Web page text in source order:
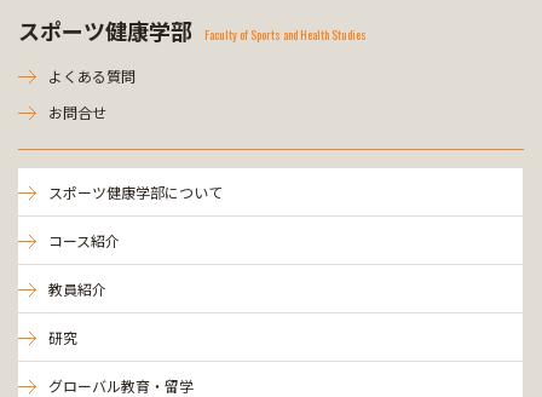
スポーツ健康学部 Faculty of Sports and Health Studies
よくある質問
お問合せ
スポーツ健康学部について
コース紹介
教員紹介
研究
グローバル教育・留学